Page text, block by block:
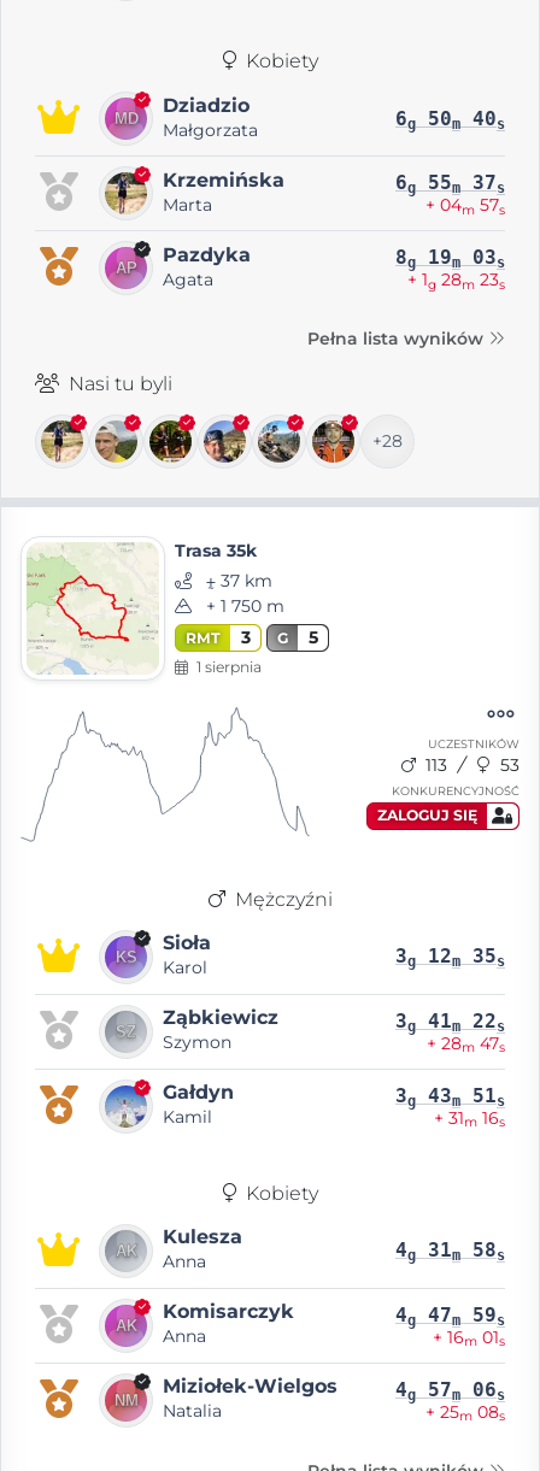
Kobiety
Dziadzio
Małgorzata 6g 50m 40s
Krzemińska
Marta
6g 55m 37s
+ 04m 57s
Pazdyka
Agata
8g 19m 03s
+ 1g 28m 23s
Pełna lista wyników
Nasi tu byli
+28
Trasa 35k
⨦ 37 km
+ 1 750 m
RMT 3 G 5
1 sierpnia
UCZESTNIKÓW
113 53
KONKURENCYJNOŚĆ
ZALOGUJ SIĘ
Mężczyźni
Sioła
Karol 3g 12m 35s
Ząbkiewicz
Szymon
3g 41m 22s
+ 28m 47s
Gałdyn
Kamil
3g 43m 51s
+ 31m 16s
Kobiety
Kulesza
Anna 4g 31m 58s
Komisarczyk
Anna
4g 47m 59s
+ 16m 01s
Miziołek-Wielgos
Natalia
4g 57m 06s
+ 25m 08s